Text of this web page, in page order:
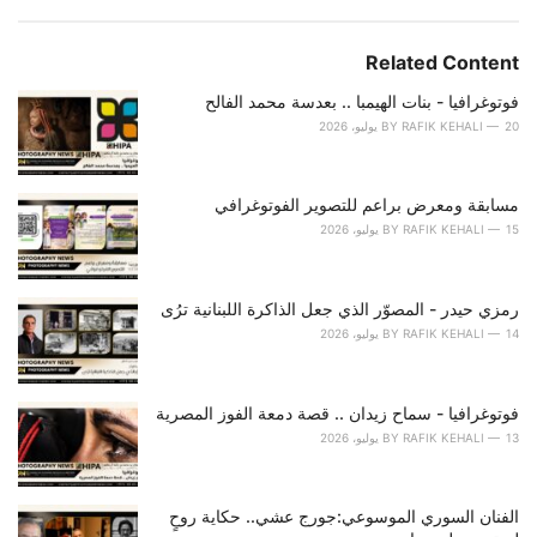
r
:
Related Content
فوتوغرافيا - بنات الهيمبا .. بعدسة محمد الفالح
BY RAFIK KEHALI 20 يوليو، 2026
مسابقة ومعرض براعم للتصوير الفوتوغرافي
BY RAFIK KEHALI 15 يوليو، 2026
رمزي حيدر - المصوّر الذي جعل الذاكرة اللبنانية ترُى
BY RAFIK KEHALI 14 يوليو، 2026
فوتوغرافيا - سماح زيدان .. قصة دمعة الفوز المصرية
BY RAFIK KEHALI 13 يوليو، 2026
الفنان السوري الموسوعي:جورج عشي.. حكاية روحٍ